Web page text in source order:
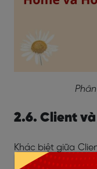
2.6. Client
Khác biệt giữa
nhiều phương diện